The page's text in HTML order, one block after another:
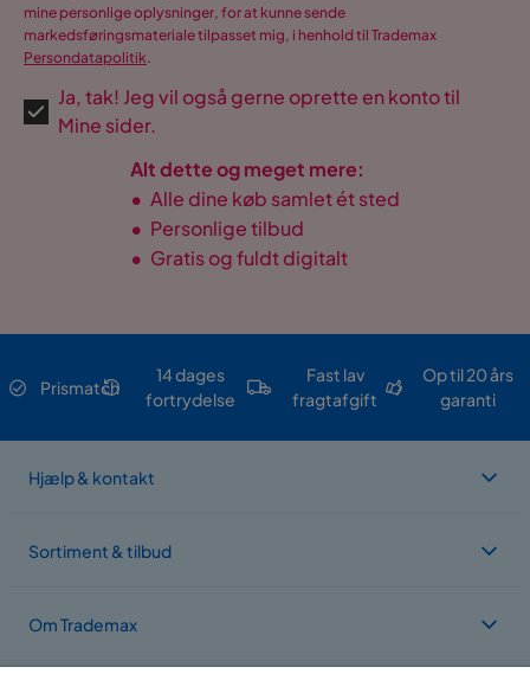
mine personlige oplysninger, for at kunne sende
markedsføringsmateriale tilpasset mig, i henhold til Trademax
Persondatapolitik.
Ja, tak! Jeg vil også gerne oprette en konto til
Mine sider.
Alt dette og meget mere:
• Alle dine køb samlet ét sted
• Personlige tilbud
• Gratis og fuldt digitalt
Prismatch
14 dages
fortrydelse
Fast lav
fragtafgift
Op til 20 års
garanti
Hjælp & kontakt
Sortiment & tilbud
Om Trademax